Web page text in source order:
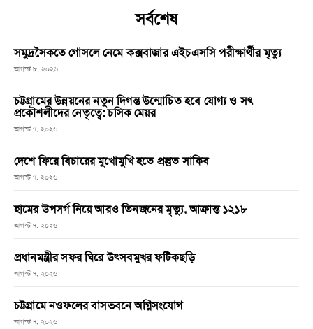
সর্বশেষ
সমুদ্রসৈকতে গোসলে নেমে কক্সবাজার এইচএসসি পরীক্ষার্থীর মৃত্যু
আগস্ট ৮, ২০২৬
চট্টগ্রামের উন্নয়নের নতুন দিগন্ত উন্মোচিত হবে যোগ্য ও সৎ
প্রকৌশলীদের নেতৃত্বে: চসিক মেয়র
আগস্ট ৭, ২০২৬
দেশে ফিরে বিচারের মুখোমুখি হতে প্রস্তুত সাকিব
আগস্ট ৭, ২০২৬
হামের উপসর্গ নিয়ে আরও তিনজনের মৃত্যু, আক্রান্ত ১২১৮
আগস্ট ৭, ২০২৬
প্রধানমন্ত্রীর সফর ঘিরে উৎসবমুখর ফটিকছড়ি
আগস্ট ৭, ২০২৬
চট্টগ্রামে নওফলের বাসভবনে অগ্নিসংযোগ
আগস্ট ৭, ২০২৬